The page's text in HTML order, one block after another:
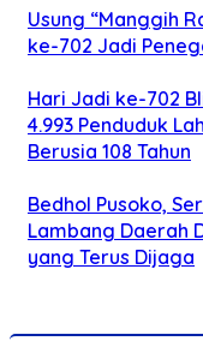
Usung “Manggih
ke-702 Jadi
Hari Jadi ke-702
4.993 Penduduk
Berusia 108 Tahun
Bedhol Pusoko,
Lambang Daerah
yang Terus Dijaga